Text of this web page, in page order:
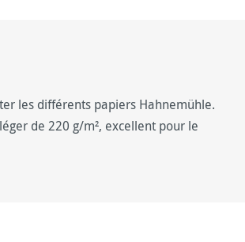
les différents papiers Hahnemühle.
de 220 g/m², excellent pour le